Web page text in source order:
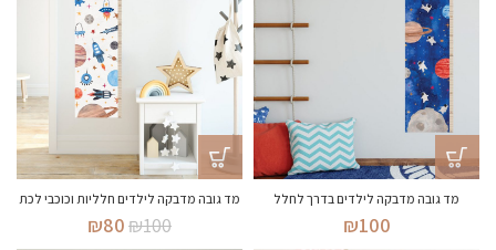
מד גובה מדבקה לילדים בדרך לחלל
₪100
מד גובה מדבקה לילדים חלליות וכוכבי לכת
₪100
המחיר
₪80